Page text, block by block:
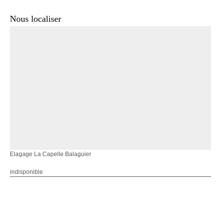
Nous localiser
Elagage La Capelle Balaguier
indisponible